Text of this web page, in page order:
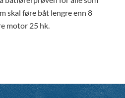
skal føre båt lengre enn 8
motor 25 hk.